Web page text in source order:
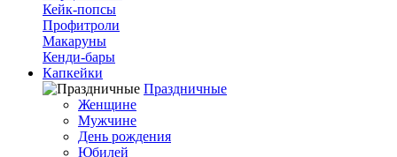
Кейк-попсы
Профитроли
Макаруны
Кенди-бары
Капкейки
Праздничные
Женщине
Мужчине
День рождения
Юбилей